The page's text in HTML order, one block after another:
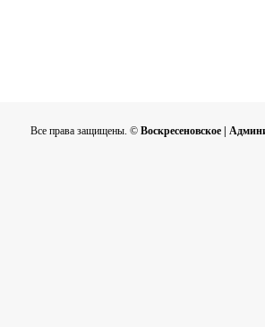
Все права защищены. © Воскресеновское |